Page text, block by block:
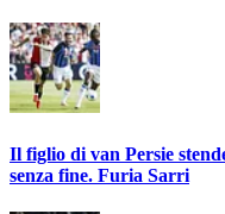
Il figlio di van Persie
senza fine. Furia Sarri